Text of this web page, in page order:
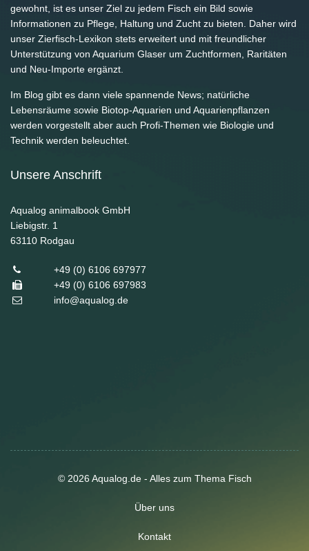
gewohnt, ist es unser Ziel zu jedem Fisch ein Bild sowie
Informationen zu Pflege, Haltung und Zucht zu bieten. Daher wird
unser Zierfisch-Lexikon stets erweitert und mit freundlicher
Unterstützung von Aquarium Glaser um Zuchtformen, Raritäten
und Neu-Importe ergänzt.
Im Blog gibt es dann viele spannende News; natürliche
Lebensräume sowie Biotop-Aquarien und Aquarienpflanzen
werden vorgestellt aber auch Profi-Themen wie Biologie und
Technik werden beleuchtet.
Unsere Anschrift
Aqualog animalbook GmbH
Liebigstr. 1
63110 Rodgau
+49 (0) 6106 697977
+49 (0) 6106 697983
info@aqualog.de
© 2026 Aqualog.de - Alles zum Thema Fisch
Über uns
Kontakt